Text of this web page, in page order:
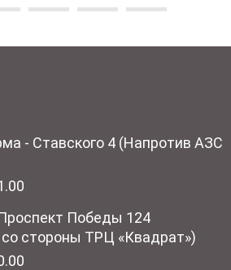
- Ставского 4 (Напротив АЗС
Победы 124
стороны ТРЦ «Квадрат»)